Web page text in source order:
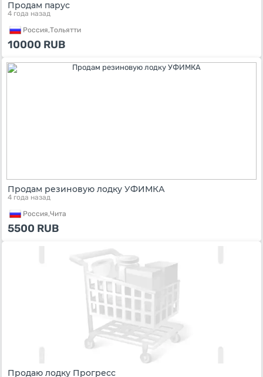
Продам парус
4 года назад
Россия,Тольятти
10000 RUB
Продам резиновую лодку УФИМКА
4 года назад
Россия,Чита
5500 RUB
Продаю лодку Прогресс